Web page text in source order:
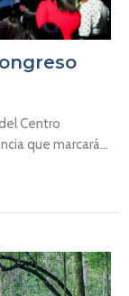
Centro
que marcará...